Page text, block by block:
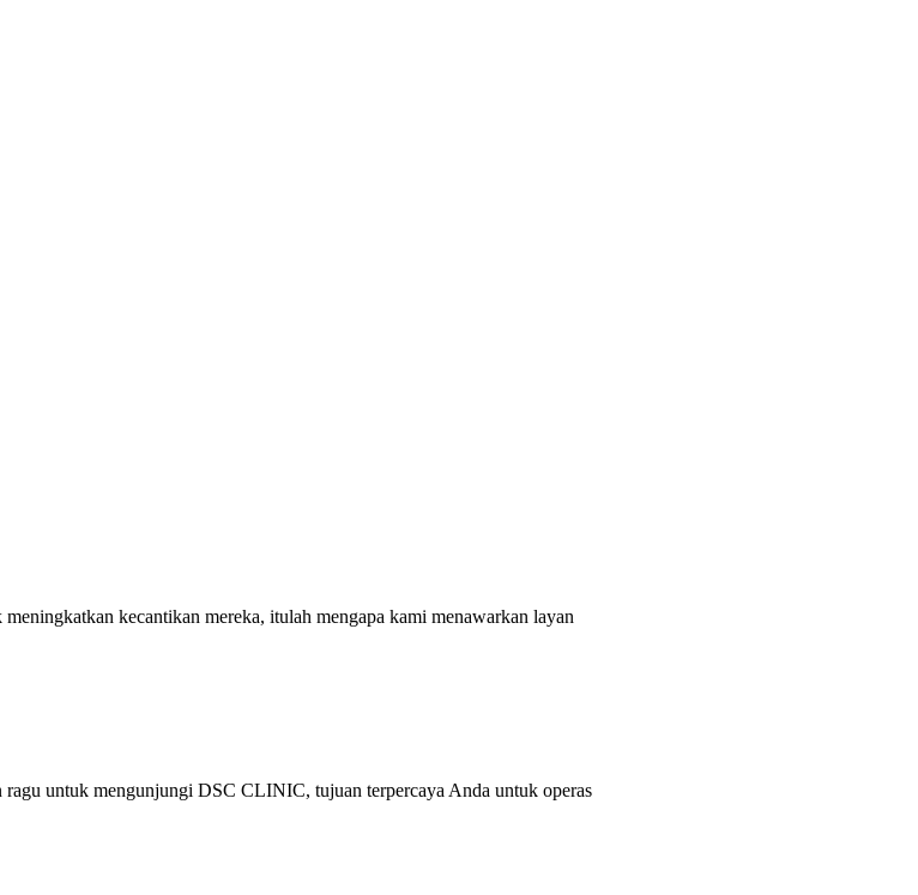
kecantikan mereka, itulah mengapa kami menawarkan layan
untuk mengunjungi DSC CLINIC, tujuan terpercaya Anda untuk operas